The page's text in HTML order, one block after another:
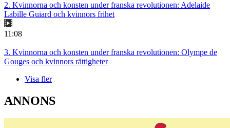
2. Kvinnorna och konsten under franska revolutionen: Adelaide
Labille Guiard och kvinnors frihet
11:08
3. Kvinnorna och konsten under franska revolutionen: Olympe de
Gouges och kvinnors rättigheter
Visa fler
ANNONS